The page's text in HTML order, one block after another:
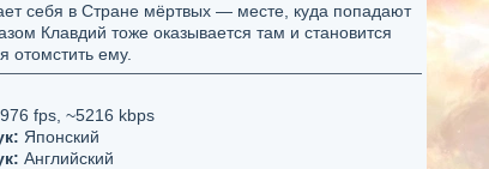
себя в Стране мёртвых — месте, куда попадают
Клавдий тоже оказывается там и становится
отомстить ему.
fps, ~5216 kbps
Японский
Английский